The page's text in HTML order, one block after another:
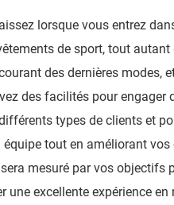
lorsque vous entrez
de sport, tout
des dernières modes,
des facilités pour
types de clients et
tout en améliorant
mesuré par vos objectifs
une excellente expérience